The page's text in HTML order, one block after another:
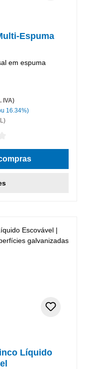
Espuma
em espuma
IVA)
16.34%)
Líquido